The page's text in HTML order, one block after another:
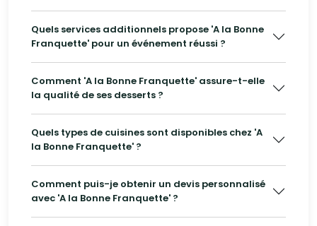
Quels services additionnels propose 'A la Bonne
Franquette' pour un événement réussi ?
Comment 'A la Bonne Franquette' assure-t-elle
la qualité de ses desserts ?
Quels types de cuisines sont disponibles chez 'A
la Bonne Franquette' ?
Comment puis-je obtenir un devis personnalisé
avec 'A la Bonne Franquette' ?